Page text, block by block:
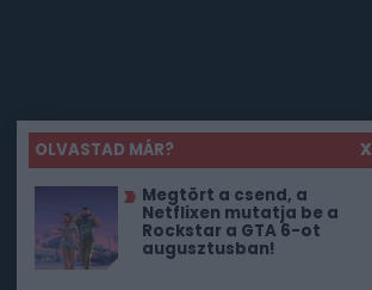
OLVASTAD MÁR?
X
Megtört a csend, a
Netflixen mutatja be a
Rockstar a GTA 6-ot
augusztusban!